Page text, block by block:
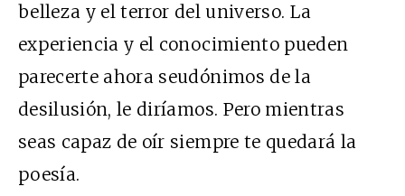
belleza y el terror del universo. La
experiencia y el conocimiento pueden
parecerte ahora seudónimos de la
desilusión, le diríamos. Pero mientras
seas capaz de oír siempre te quedará la
poesía.